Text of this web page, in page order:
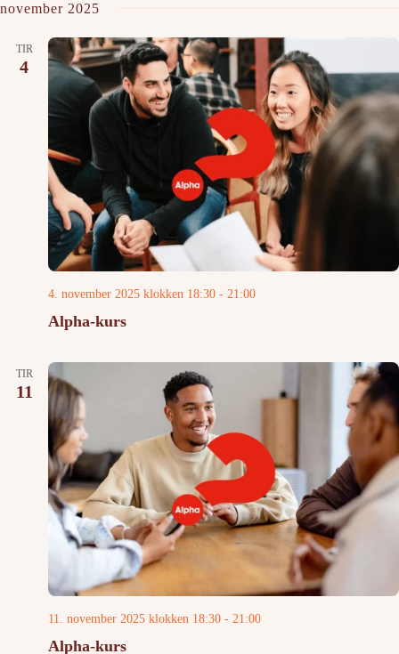
november 2025
TIR
4
Alpha-kurs
4. november 2025 klokken 18:30 - 21:00
TIR
11
Alpha-kurs
11. november 2025 klokken 18:30 - 21:00